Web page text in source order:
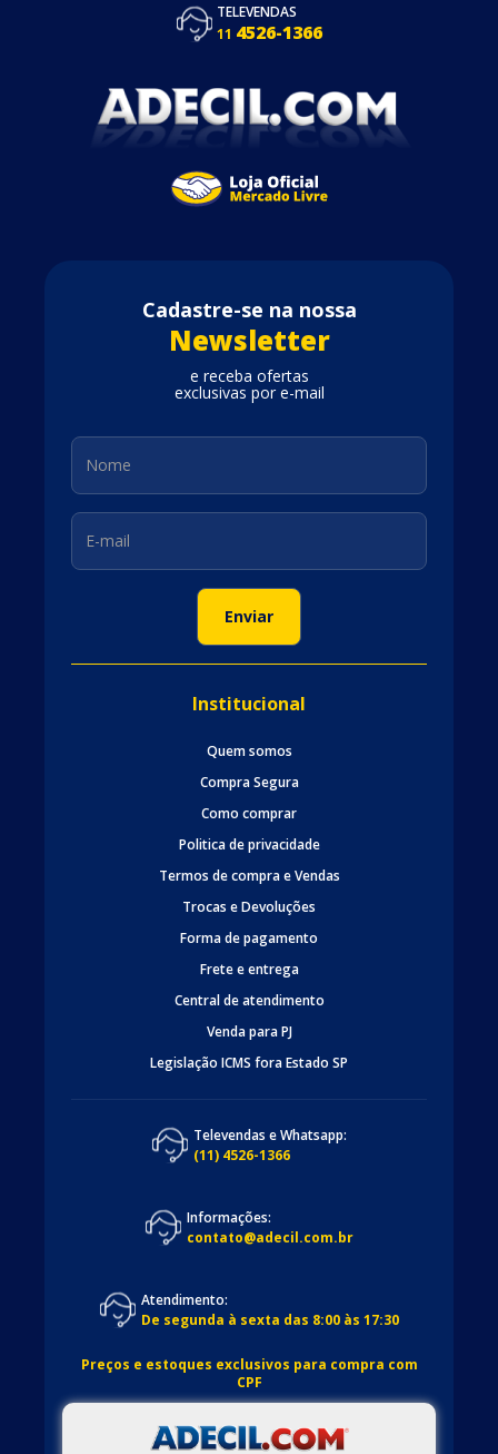
TELEVENDAS
11 4526-1366
Cadastre-se na nossa
Newsletter
e receba ofertas
exclusivas por e-mail
Institucional
Quem somos
Compra Segura
Como comprar
Politica de privacidade
Termos de compra e Vendas
Trocas e Devoluções
Forma de pagamento
Frete e entrega
Central de atendimento
Venda para PJ
Legislação ICMS fora Estado SP
Televendas e Whatsapp:
(11) 4526-1366
Informações:
contato@adecil.com.br
Atendimento:
De segunda à sexta das 8:00 às 17:30
Preços e estoques exclusivos para compra com
CPF